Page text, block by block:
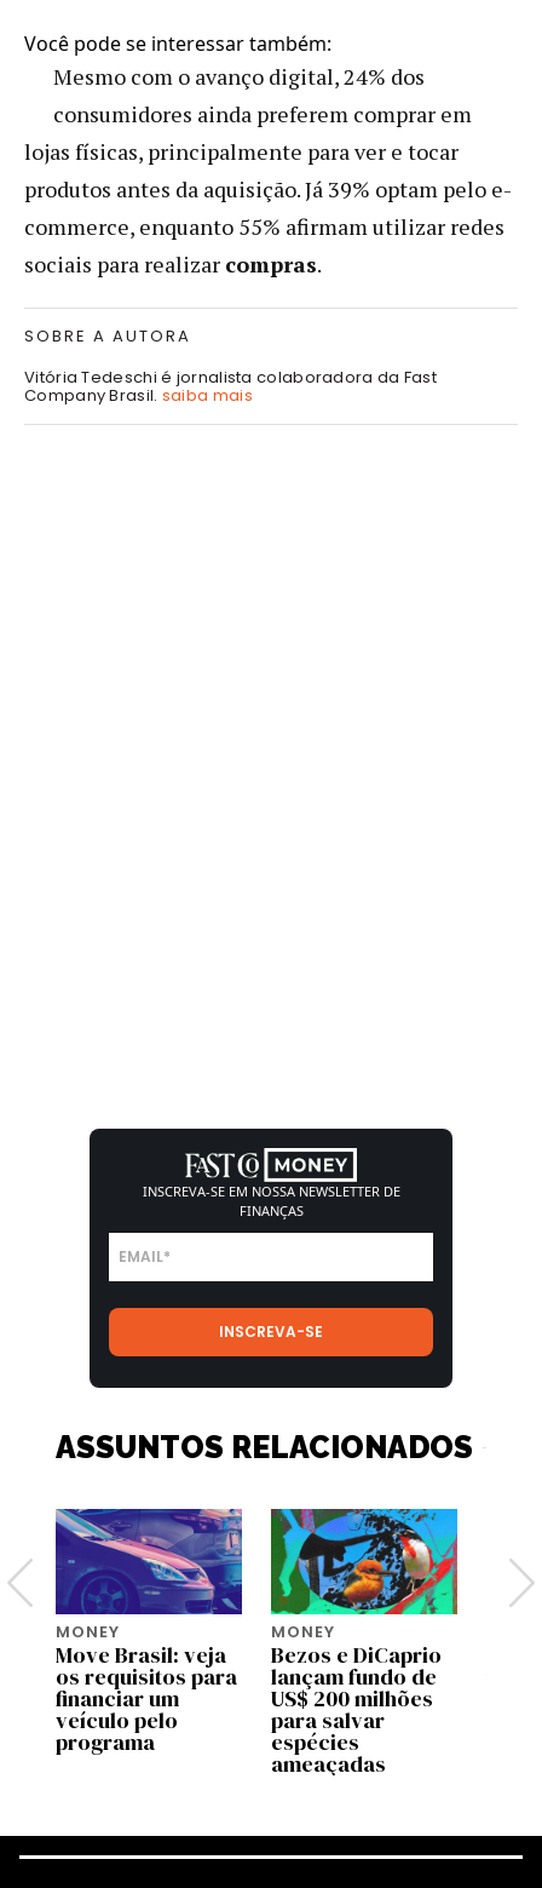
Você pode se interessar também:
Mesmo com o avanço digital, 24% dos
consumidores ainda preferem comprar em
lojas físicas, principalmente para ver e tocar
produtos antes da aquisição. Já 39% optam pelo e-
commerce, enquanto 55% afirmam utilizar redes
sociais para realizar compras.
SOBRE A AUTORA
Vitória Tedeschi é jornalista colaboradora da Fast
Company Brasil. saiba mais
INSCREVA-SE EM NOSSA NEWSLETTER DE
FINANÇAS
ASSUNTOS RELACIONADOS
MONEY
Move Brasil: veja
os requisitos para
financiar um
veículo pelo
programa
MONEY
Bezos e DiCaprio
lançam fundo de
US$ 200 milhões
para salvar
espécies
ameaçadas